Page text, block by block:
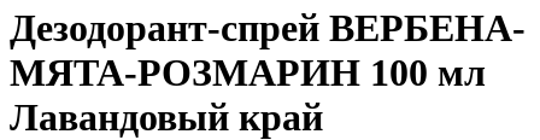
Дезодорант-спрей ВЕРБЕНА-
МЯТА-РОЗМАРИН 100 мл
Лавандовый край